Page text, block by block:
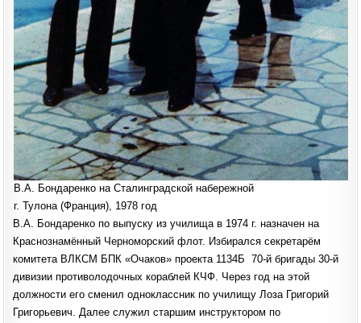
В.А. Бондаренко на Сталинградской набережной
г. Тулона (Франция), 1978 год
В.А. Бондаренко по выпуску из училища в 1974 г. назначен на
Краснознамённый Черноморский флот. Избирался секретарём
комитета ВЛКСМ БПК «Очаков» проекта 1134Б 70-й бригады 30-й
дивизии противолодочных кораблей КЧФ. Через год на этой
должности его сменил одноклассник по училищу Лоза Григорий
Григорьевич. Далее служил старшим инструктором по